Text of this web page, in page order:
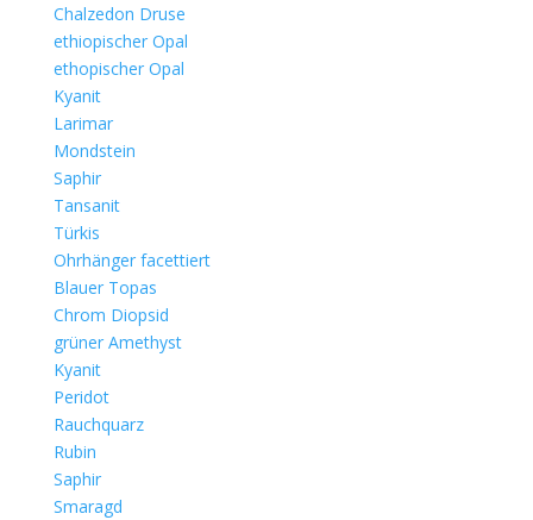
Chalzedon Druse
ethiopischer Opal
ethopischer Opal
Kyanit
Larimar
Mondstein
Saphir
Tansanit
Türkis
Ohrhänger facettiert
Blauer Topas
Chrom Diopsid
grüner Amethyst
Kyanit
Peridot
Rauchquarz
Rubin
Saphir
Smaragd